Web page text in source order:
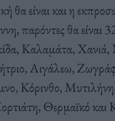
θα είναι και η
παρόντες θα είναι
Καλαμάτα, Χανιά,
Αιγάλεω,
Κόρινθο,
Θερμαϊκό και